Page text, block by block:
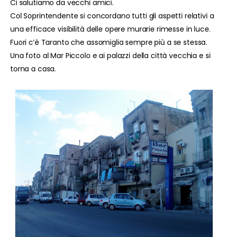
Ci salutiamo da vecchi amici.
Col Soprintendente si concordano tutti gli aspetti relativi a
una efficace visibilità delle opere murarie rimesse in luce.
Fuori c’è Taranto che assomiglia sempre più a se stessa.
Una foto al Mar Piccolo e ai palazzi della città vecchia e si
torna a casa.